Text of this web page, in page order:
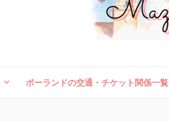
ポーランドの交通・チケット関係一覧